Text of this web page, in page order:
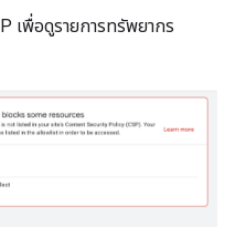
เพื่อดูรายการทรัพยากร